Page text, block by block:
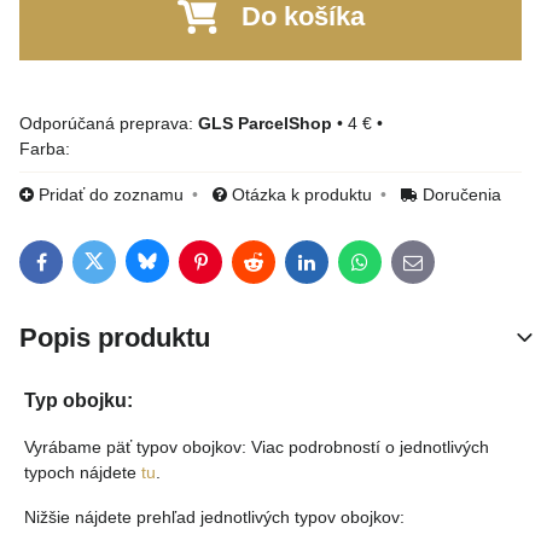
Do košíka
GLS ParcelShop • 4 € •
Farba:
Pridať do zoznamu Otázka k produktu Doručenia
FacebookTwitterBlueskyPinterestRedditLinkedInWhatsApp
E-mail
Popis produktu
Typ obojku:
Vyrábame päť typov obojkov: Viac podrobností o jednotlivých
typoch nájdete tu
Nižšie nájdete prehľad jednotlivých typov obojkov: